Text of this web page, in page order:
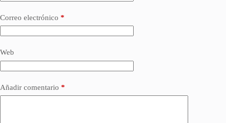
Correo electrónico *
Web
Añadir comentario *